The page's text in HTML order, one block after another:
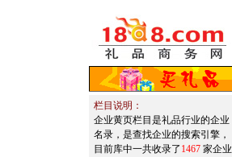
栏目说明：
企业黄页栏目是礼品行业的企业
名录，是查找企业的搜索引擎，
目前库中一共收录了 1467 家企业